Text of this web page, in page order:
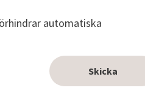
automatiska